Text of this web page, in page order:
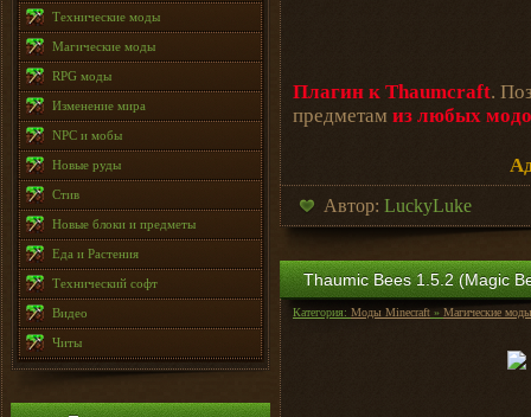
Технические моды
Магические моды
RPG моды
Изменение мира
NPC и мобы
Новые руды
Стив
Новые блоки и предметы
Еда и Растения
Технический софт
Видео
Читы
Плагин к Thaumcraft.
предметам из любых
Автор: LuckyLuke
Thaumic Bees 1.5.2 (Magic
Категория: Моды Minecraft » Магические моды